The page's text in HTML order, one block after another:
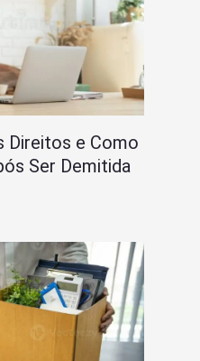
Direitos e Como
Ser Demitida